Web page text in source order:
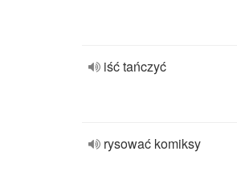
iść tańczyć
rysować komiksy